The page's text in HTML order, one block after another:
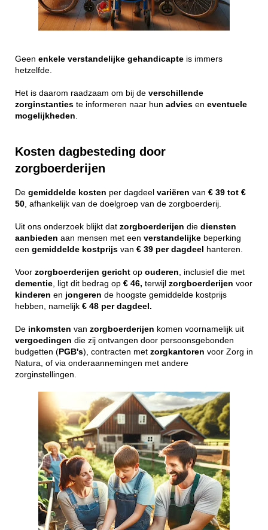
Geen enkele verstandelijke gehandicapte is immers
hetzelfde.
Het is daarom raadzaam om bij de verschillende
zorginstanties te informeren naar hun advies en eventuele
mogelijkheden.
Kosten dagbesteding door
zorgboerderijen
De gemiddelde kosten per dagdeel variëren van € 39 tot €
50 , afhankelijk van de doelgroep van de zorgboerderij.
Uit ons onderzoek blijkt dat zorgboerderijen die diensten
aanbieden aan mensen met een verstandelijke beperking
een gemiddelde kostprijs van € 39 per dagdeel hanteren.
Voor zorgboerderijen gericht op ouderen , inclusief die met
dementie , ligt dit bedrag op € 46, terwijl zorgboerderijen voor
kinderen en jongeren de hoogste gemiddelde kostprijs
hebben, namelijk € 48 per dagdeel.
De inkomsten van zorgboerderijen komen voornamelijk uit
vergoedingen die zij ontvangen door persoonsgebonden
budgetten ( PGB's), contracten met zorgkantoren voor Zorg in
Natura, of via onderaannemingen met andere
zorginstellingen.